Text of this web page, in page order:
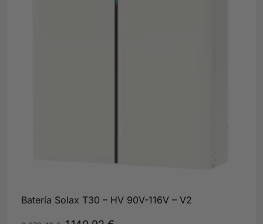
Batería Solax T30 – HV 90V-116V – V2